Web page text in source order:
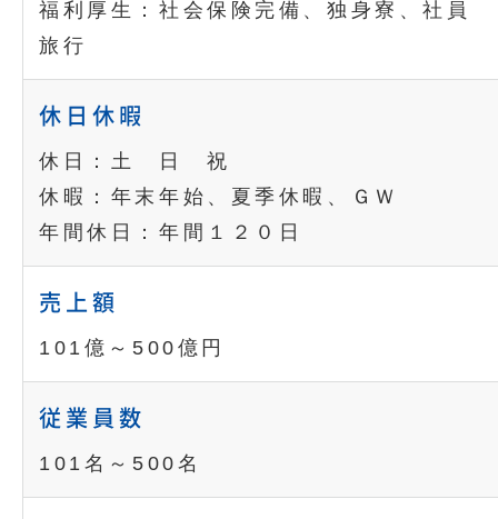
福利厚生：社会保険完備、独身寮、社員
旅行
休日休暇
休日：土 日 祝
休暇：年末年始、夏季休暇、ＧＷ
年間休日：年間１２０日
売上額
101億～500億円
従業員数
101名～500名